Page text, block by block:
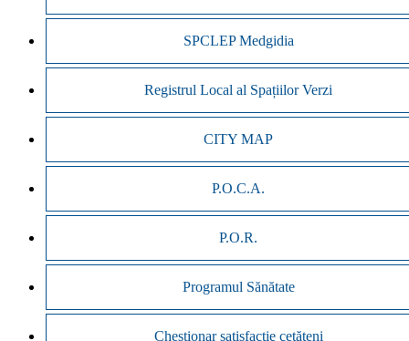
SPCLEP Medgidia
Registrul Local al Spațiilor Verzi
CITY MAP
P.O.C.A.
P.O.R.
Programul Sănătate
Chestionar satisfacție cetățeni